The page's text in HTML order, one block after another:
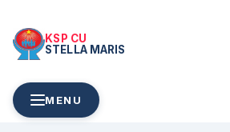
KSP CU
STELLA MARIS
MENU